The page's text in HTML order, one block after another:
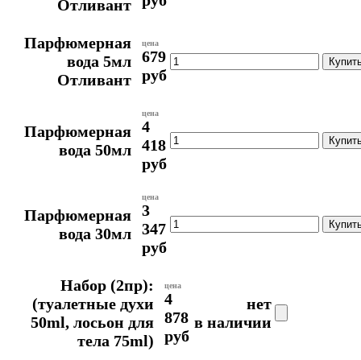
Отливант
Парфюмерная
вода 5мл
Отливант
цена
679
руб
Парфюмерная
вода 50мл
цена
4
418
руб
Парфюмерная
вода 30мл
цена
3
347
руб
Набор (2пр):
(туалетные духи
50ml, лосьон для
тела 75ml)
цена
4
878
руб
нет
в наличии